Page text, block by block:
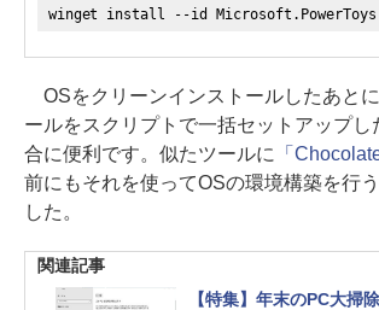
winget install --id Microsoft.PowerToys
OSをクリーンインストールしたあと
ールをスクリプトで一括セットアップし
合に便利です。似たツールに
「
前にもそれを使ってOSの環境構築を行
した。
関連記事
【特集】年末のPC大掃